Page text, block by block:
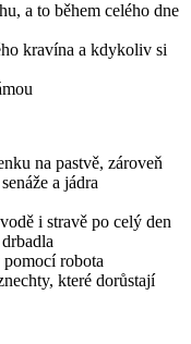
a to během celého dne
kravína a kdykoliv si
na pastvě, zároveň
a jádra
i stravě po celý den
robota
které dorůstají